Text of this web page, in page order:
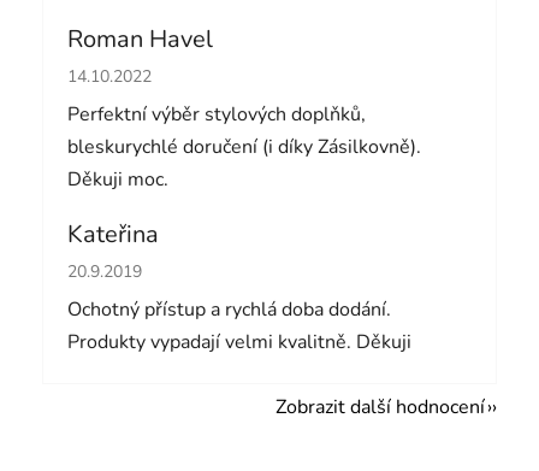
Roman Havel
Hodnocení obchodu je 5 z 5 hvězdiček.
14.10.2022
Perfektní výběr stylových doplňků,
bleskurychlé doručení (i díky Zásilkovně).
Děkuji moc.
Kateřina
Hodnocení obchodu je 5 z 5 hvězdiček.
20.9.2019
Ochotný přístup a rychlá doba dodání.
Produkty vypadají velmi kvalitně. Děkuji
Zobrazit další hodnocení